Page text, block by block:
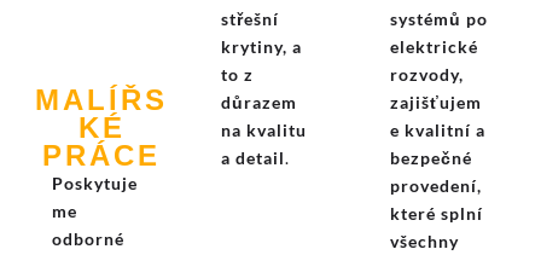
MALÍŘS
KÉ
PRÁCE
Poskytuje
me
odborné
střešní
krytiny, a
to z
důrazem
na kvalitu
a detail.
systémů po
elektrické
rozvody,
zajišťujem
e kvalitní a
bezpečné
provedení,
které splní
všechny